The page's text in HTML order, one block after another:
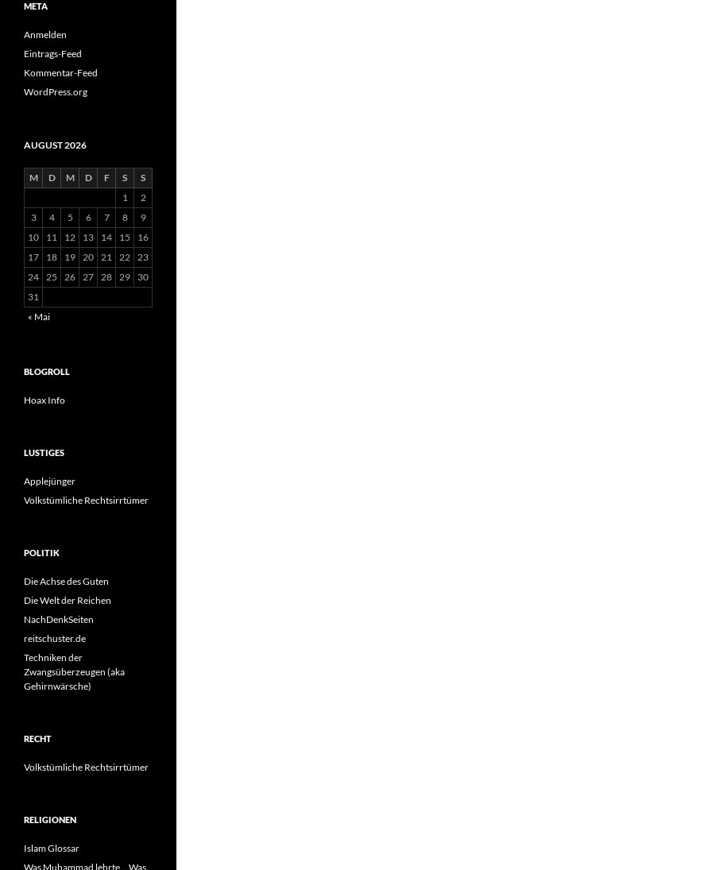
META
Anmelden
Eintrags-Feed
Kommentar-Feed
WordPress.org
AUGUST 2026
M D M D F S
S
1
2
3
4 5 6 7 8
9
10
11 12 13 14 15
16
17
18 19 20 21 22 23
24 25 26 27 28 29
30
31
« Mai
BLOGROLL
Hoax Info
LUSTIGES
Applejünger
Volkstümliche Rechtsirrtümer
POLITIK
Die Achse des Guten
Die Welt der Reichen
NachDenkSeiten
reitschuster.de
Techniken der
Zwangsüberzeugen (aka
Gehirnwärsche)
RECHT
Volkstümliche Rechtsirrtümer
RELIGIONEN
Islam Glossar
Was Muhammad lehrte… Was